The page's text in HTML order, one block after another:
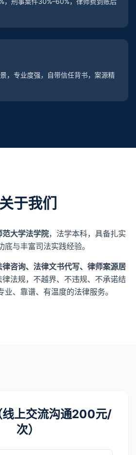
，专业度强，自带信任背书，案源精
关于我们
范大学法学院，法学本科，具备扎实
底与丰富司法实践经验。
律咨询、法律文书代写、律师案源居
法规，不越界、不违规、不承诺结
业、靠谱、有温度的法律服务。
线上交流沟通200元/
次）